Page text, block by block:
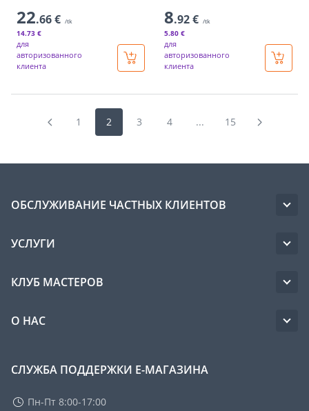
22.66 € /tk
14.73 €
для
авторизованного
клиента
8.92 € /tk
5.80 €
для
авторизованного
клиента
1 2 3 4 ... 15
ОБСЛУЖИВАНИЕ ЧАСТНЫХ КЛИЕНТОВ
УСЛУГИ
КЛУБ МАСТЕРОВ
О НАС
СЛУЖБА ПОДДЕРЖКИ Е-МАГАЗИНА
Пн-Пт 8:00-17:00